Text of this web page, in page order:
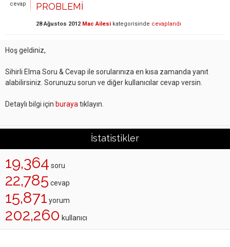
cevap
PROBLEMİ
28 Ağustos 2012 Mac Ailesi kategorisinde cevaplandı
Hoş geldiniz,
Sihirli Elma Soru & Cevap ile sorularınıza en kısa zamanda yanıt
alabilirsiniz. Sorunuzu sorun ve diğer kullanıcılar cevap versin.
Detaylı bilgi için buraya tıklayın.
İstatistikler
19,364 soru
22,785 cevap
15,871 yorum
202,260 kullanıcı